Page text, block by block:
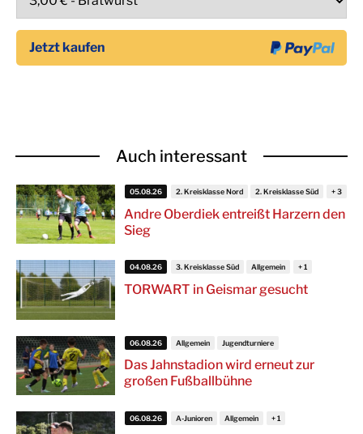
Auch interessant
Andre Oberdiek entreißt Harzern den
Sieg
05.08.26 2. Kreisklasse Nord 2. Kreisklasse Süd
TORWART in Geismar gesucht
04.08.26 3. Kreisklasse Süd Allgemein
Das Jahnstadion wird erneut zur
großen Fußballbühne
06.08.26 Allgemein Jugendturniere
06.08.26 A-Junioren Allgemein